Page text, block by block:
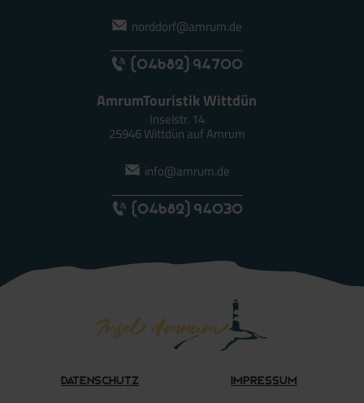
norddorf@amrum.de
(04682) 94700
AmrumTouristik Wittdün
Inselstr. 14
25946 Wittdün auf Amrum
info@amrum.de
(04682) 94030
Datenschutz
Impressum